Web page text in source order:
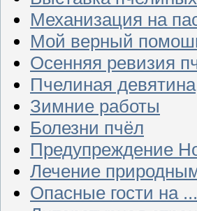
Механизация на
Мой верный
Осенняя ревизия
Пчелиная девятина
Зимние работы
Болезни пчёл
Предупреждение
Лечение
Опасные гости на ...